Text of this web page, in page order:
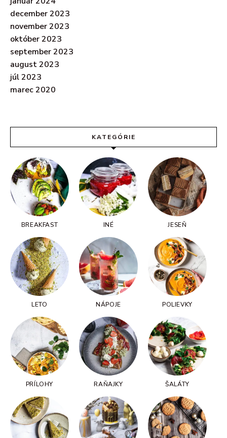
december 2023
november 2023
október 2023
september 2023
august 2023
júl 2023
marec 2020
KATEGÓRIE
BREAKFAST INÉ JESEŇ
LETO NÁPOJE POLIEVKY
PRÍLOHY RAŇAJKY ŠALÁTY